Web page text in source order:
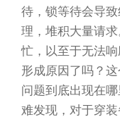
待，锁等待会导
理，堆积大量请
忙，以至于无法
形成原因了吗？
问题到底出现在
难发现，对于穿